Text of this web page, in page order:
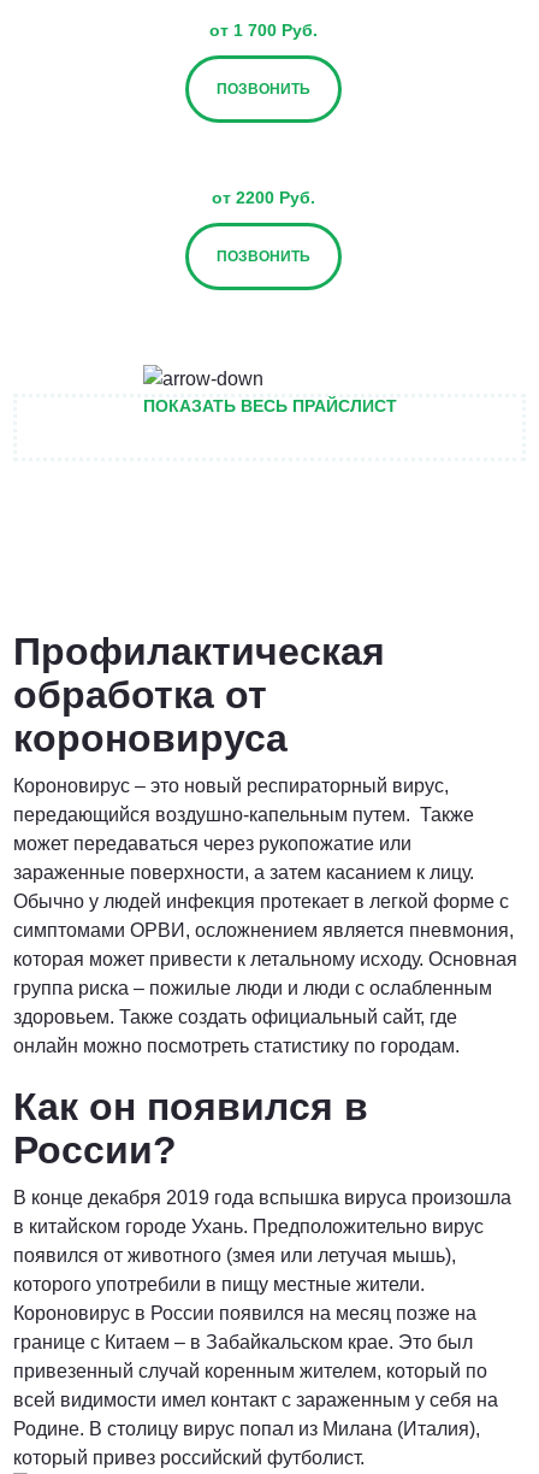
от 1 700 Руб.
ПОЗВОНИТЬ
от 2200 Руб.
ПОЗВОНИТЬ
Договорная
ПОЗВОНИТЬ
от 1500 Руб.
ПОЗВОНИТЬ
от 5000 руб.
ПОЗВОНИТЬ
Договорная
ПОЗВОНИТЬ
ПОКАЗАТЬ ВЕСЬ ПРАЙСЛИСТ
Профилактическая
обработка от
короновируса
Короновирус – это новый респираторный вирус,
передающийся воздушно-капельным путем. Также
может передаваться через рукопожатие или
зараженные поверхности, а затем касанием к лицу.
Обычно у людей инфекция протекает в легкой форме с
симптомами ОРВИ, осложнением является пневмония,
которая может привести к летальному исходу. Основная
группа риска – пожилые люди и люди с ослабленным
здоровьем. Также создать официальный сайт, где
онлайн можно посмотреть статистику по городам.
Как он появился в
России?
В конце декабря 2019 года вспышка вируса произошла
в китайском городе Ухань. Предположительно вирус
появился от животного (змея или летучая мышь),
которого употребили в пищу местные жители.
Короновирус в России появился на месяц позже на
границе с Китаем – в Забайкальском крае. Это был
привезенный случай коренным жителем, который по
всей видимости имел контакт с зараженным у себя на
Родине. В столицу вирус попал из Милана (Италия),
который привез российский футболист.